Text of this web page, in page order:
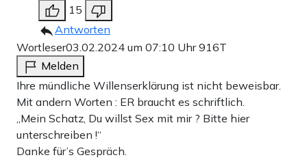
15
Antworten
Wortleser03.02.2024 um 07:10 Uhr916T
Melden
Ihre mündliche Willenserklärung ist nicht beweisbar.
Mit andern Worten : ER braucht es schriftlich.
„Mein Schatz, Du willst Sex mit mir ? Bitte hier
unterschreiben !“
Danke für’s Gespräch.